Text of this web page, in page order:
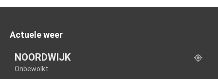
Actuele weer
NOORDWIJK
Onbewolkt